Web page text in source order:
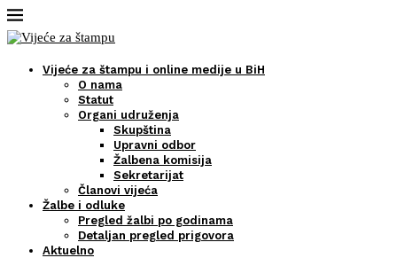
Vijeće za štampu i online medije u BiH
O nama
Statut
Organi udruženja
Skupština
Upravni odbor
Žalbena komisija
Sekretarijat
Članovi vijeća
Žalbe i odluke
Pregled žalbi po godinama
Detaljan pregled prigovora
Aktuelno